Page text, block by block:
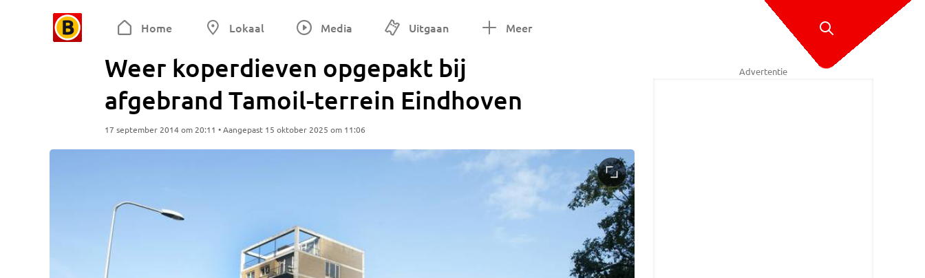
Home Lokaal Media Uitgaan Meer
Weer koperdieven opgepakt bij
afgebrand Tamoil-terrein Eindhoven
17 september 2014 om 20:11 • Aangepast 15 oktober 2025 om 11:06
Advertentie